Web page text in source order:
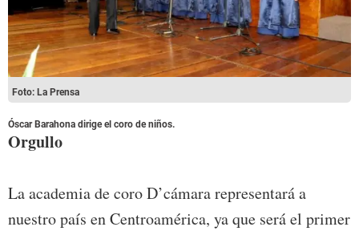
Foto: La Prensa
Óscar Barahona dirige el coro de niños.
Orgullo
La academia de coro D’cámara representará a
nuestro país en Centroamérica, ya que será el primer